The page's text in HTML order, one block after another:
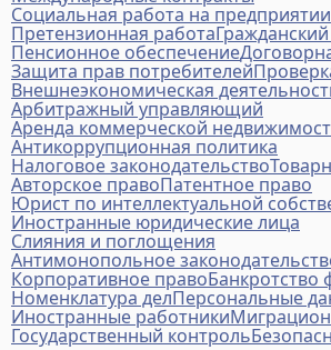
Социальная работа на предприятии
Претензионная работаГражданский
Пенсионное обеспечение
Защита прав потребителей
Внешнеэкономическая
Арбитражный управляющий
Аренда коммерческой
Антикоррупционная политика
Налоговое законодательство
Авторское правоПатентное право
Юрист по интеллектуальной
Иностранные юридические лица
Слияния и поглощения
Антимонопольное
Корпоративное правоБанкротство
Номенклатура делПерсональные
Иностранные работники
Государственный контроль